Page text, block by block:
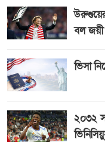
বল
ভিসা
২০৩২